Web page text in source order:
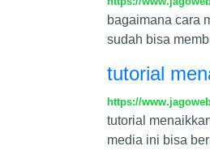
bagaimana cara
sudah bisa
tutorial
https://
tutorial
media ini bisa